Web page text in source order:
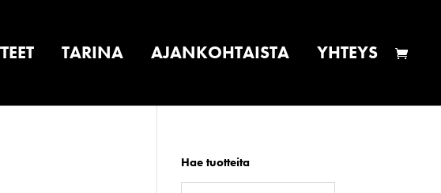
TARINA AJANKOHTAISTA YHTEYS
Hae tuotteita